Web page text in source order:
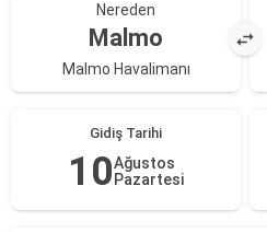
Nereden
Malmo
Malmo Havalimanı
Gidiş Tarihi
10Ağustos
Pazartesi